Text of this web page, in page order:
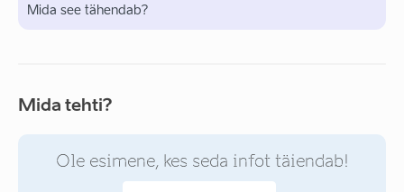
Mida see tähendab?
Mida tehti?
Ole esimene, kes seda infot täiendab!